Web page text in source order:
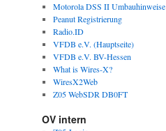
Motorola DSS II Umbauhinweise
Peanut Registrierung
Radio.ID
VFDB e.V. (Hauptseite)
VFDB e.V. BV-Hessen
What is Wires-X?
WiresX2Web
Z05 WebSDR DB0FT
OV intern